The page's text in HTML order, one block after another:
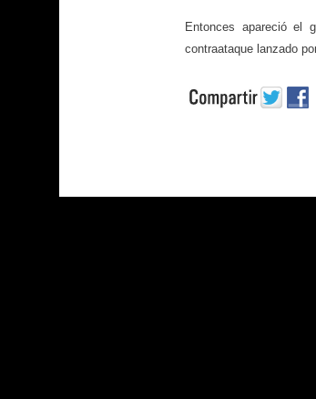
Entonces apareció el
contraataque lanzado